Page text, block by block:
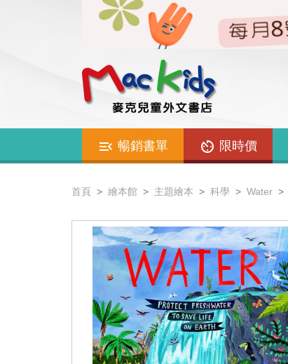
暢銷書單 限時價
首頁 繪本館 主題繪本 科學 Water